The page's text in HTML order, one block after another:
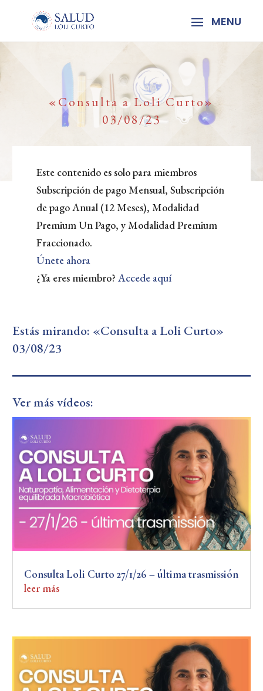
«Consulta a Loli Curto»
03/08/23
Este contenido es solo para miembros
Subscripción de pago Mensual, Subscripción
de pago Anual (12 Meses), Modalidad
Premium Un Pago, y Modalidad Premium
Fraccionado.
Únete ahora
¿Ya eres miembro? Accede aquí
Estás mirando: «Consulta a Loli Curto»
03/08/23
Ver más vídeos:
Consulta Loli Curto 27/1/26 – última trasmissión
leer más